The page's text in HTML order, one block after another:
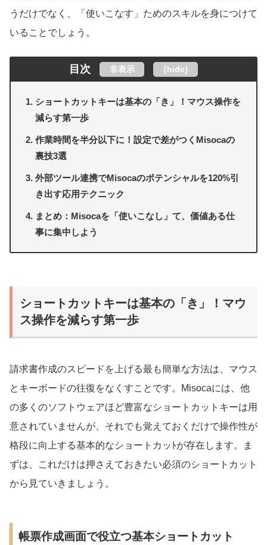
うだけでなく、「使いこなす」ためのスキルを身につけて
いることでしょう。
目次 非表示 [hide]
ショートカットキーは基本の「き」！マウス操作を
減らす第一歩
作業時間を半分以下に！設定で差がつくMisocaの
裏技3選
外部ツール連携でMisocaのポテンシャルを120%引
き出す応用テクニック
まとめ：Misocaを「使いこなし」て、価値ある仕
事に集中しよう
ショートカットキーは基本の「き」！マウ
ス操作を減らす第一歩
請求書作成のスピードを上げる最も簡単な方法は、マウス
とキーボードの往復をなくすことです。Misocaには、他
の多くのソフトウェアほど豊富なショートカットキーは用
意されていませんが、それでも覚えておくだけで操作性が
格段に向上する基本的なショートカッﾄが存在します。ま
ずは、これだけは押さえておきたい必須のショートカット
から見ていきましょう。
帳票作成画面で役立つ基本ショートカット